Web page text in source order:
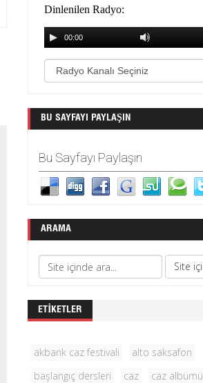
BU SAYFAYI PAYLAŞIN
Bu Sayfayı Paylaşın
ARAMA
ETIKETLER
akbank caz festivali
alto saksafon
başlangıç dersleri
caz caz albümü